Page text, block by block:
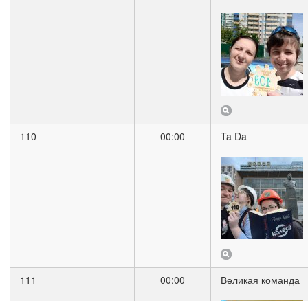
110 00:00 Ta Da
111 00:00 Великая команда